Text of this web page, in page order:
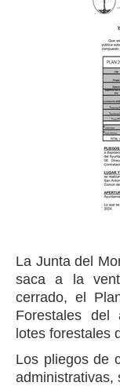
La Junta del
saca a la
cerrado, el
Forestales del
lotes forestales
Los pliegos de
administrativas,